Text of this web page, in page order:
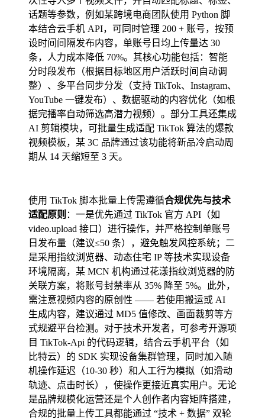
话题等参数，例如某跨境电商团队使用 Python 脚
本结合云手机 API，可同时管理 200 + 账号，按预
设时间间隔发布内容，单账号日均上传量达 30
条，人力成本降低 70%。其核心功能包括：智能
分时段发布（根据目标地区用户活跃时间自动调
整）、多平台同步分发（支持 TikTok、Instagram、
YouTube 一键发布）、数据驱动的内容优化（如根
据完播率自动筛选高潜力视频）。部分工具还集成
AI 剪辑模块，可批量生成适配 TikTok 算法的爆款
视频模板，某 3C 品牌通过该功能将新品冷启动周
期从 14 天缩短至 3 天。
使用 TikTok 脚本批量上传需遵循合规优先与技术
适配原则 ：一是优先通过 TikTok 官方 API（如
video.upload 接口）进行操作，并严格控制单账号
日发布量（建议≤50 条），避免触发风控系统；二
是采用指纹浏览器、动态住宅 IP 等技术实现设备
环境隔离，某 MCN 机构通过花漾指纹浏览器的防
关联方案，将账号封禁率从 35% 降至 5%。此外，
需注意视频内容的原创性 —— 若使用搬运或 AI
生成内容，建议通过 MD5 值修改、画面裁剪等方
式规避平台检测。对于技术开发者，可参考开源项
目 TikTok-Api 的代码逻辑，结合云手机平台（如
比特云）的 SDK 实现设备集群管理，同时加入随
机操作延迟（10-30 秒）和人工行为模拟（如滑动
轨迹、点击时长），使操作更接近真实用户。无论
是品牌规模化运营还是个人创作者内容矩阵搭建，
合规的批量上传工具都能通过 “技术 + 数据” 双轮